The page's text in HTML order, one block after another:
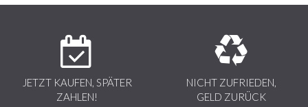
JETZT KAUFEN, SPÄTER
ZAHLEN!
NICHT ZUFRIEDEN,
GELD ZURÜCK